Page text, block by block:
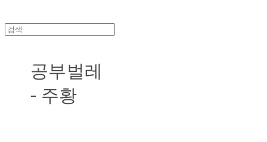
공부벌레
- 주황